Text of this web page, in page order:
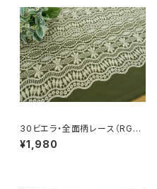
30ビエラ・全面柄レース（RG-2
8202v）
¥1,980